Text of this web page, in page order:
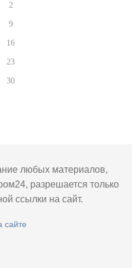
2
9
16
23
30
любых материалов,
разрешается только
ссылки на сайт.
сайте